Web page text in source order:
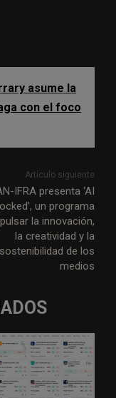
asume la
con el foco
Artículo siguiente
IFRA presenta ‘AI
un programa
la innovación,
la creatividad y la
sostenibilidad de los
medios